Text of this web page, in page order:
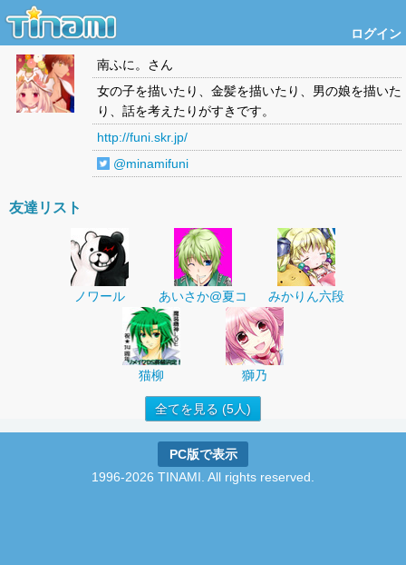
ログイン
南ふに。 さん
女の子を描いたり、金髪を描いたり、男の娘を描いた
り、話を考えたりがすきです。
http://funi.skr.jp/
@minamifuni
友達リスト
ノワール あいさか@夏コ みかりん六段
猫柳 獅乃
全てを見る (5人)
PC版で表示
1996-2026 TINAMI. All rights reserved.